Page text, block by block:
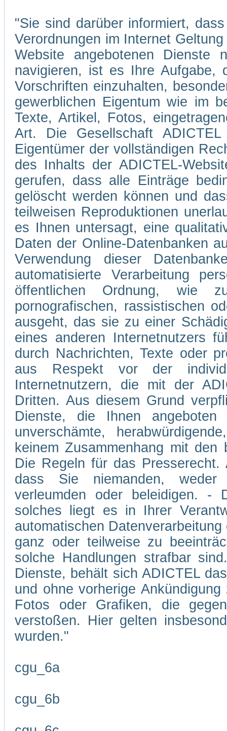
"Sie sind darüber informiert,
Verordnungen im Internet
Website angebotenen Dienste
navigieren, ist es Ihre Aufgabe,
Vorschriften einzuhalten,
gewerblichen Eigentum wie im
Texte, Artikel, Fotos,
Art. Die Gesellschaft
Eigentümer der vollständigen
des Inhalts der ADICTEL-
gerufen, dass alle Einträge
gelöscht werden können und
teilweisen Reproduktionen
es Ihnen untersagt, eine
Daten der Online-Datenbanken
Verwendung dieser
automatisierte Verarbeitung
öffentlichen Ordnung, wie
pornografischen, rassistischen
ausgeht, das sie zu einer
eines anderen Internetnutzers
durch Nachrichten, Texte oder
aus Respekt vor der
Internetnutzern, die mit der
Dritten. Aus diesem Grund
Dienste, die Ihnen angeboten
unverschämte,
keinem Zusammenhang mit
Die Regeln für das
dass Sie niemanden, weder
verleumden oder beleidigen. -
solches liegt es in Ihrer
automatischen
ganz oder teilweise zu
solche Handlungen strafbar
Dienste, behält sich ADICTEL
und ohne vorherige
Fotos oder Grafiken, die
verstoßen. Hier gelten
wurden."
cgu_6a
cgu_6b